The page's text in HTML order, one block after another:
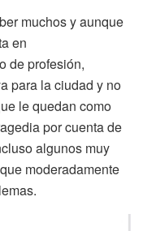
muchos y aunque
en
de profesión,
para la ciudad y no
le quedan como
por cuenta de
algunos muy
moderadamente